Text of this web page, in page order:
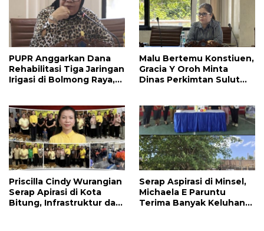
PUPR Anggarkan Dana
Rehabilitasi Tiga Jaringan
Irigasi di Bolmong Raya,
Malu Bertemu Konstiuen,
Gracia Y Oroh Minta
Dinas Perkimtan Sulut
Jalan di Tandengan I
Priscilla Cindy Wurangian
Serap Apirasi di Kota
Bitung, Infrastruktur dan
Serap Aspirasi di Minsel,
Michaela E Paruntu
Terima Banyak Keluhan